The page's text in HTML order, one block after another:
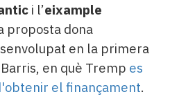
i l’eixample
proposta dona
en la primera
en què Tremp es
el finançament.